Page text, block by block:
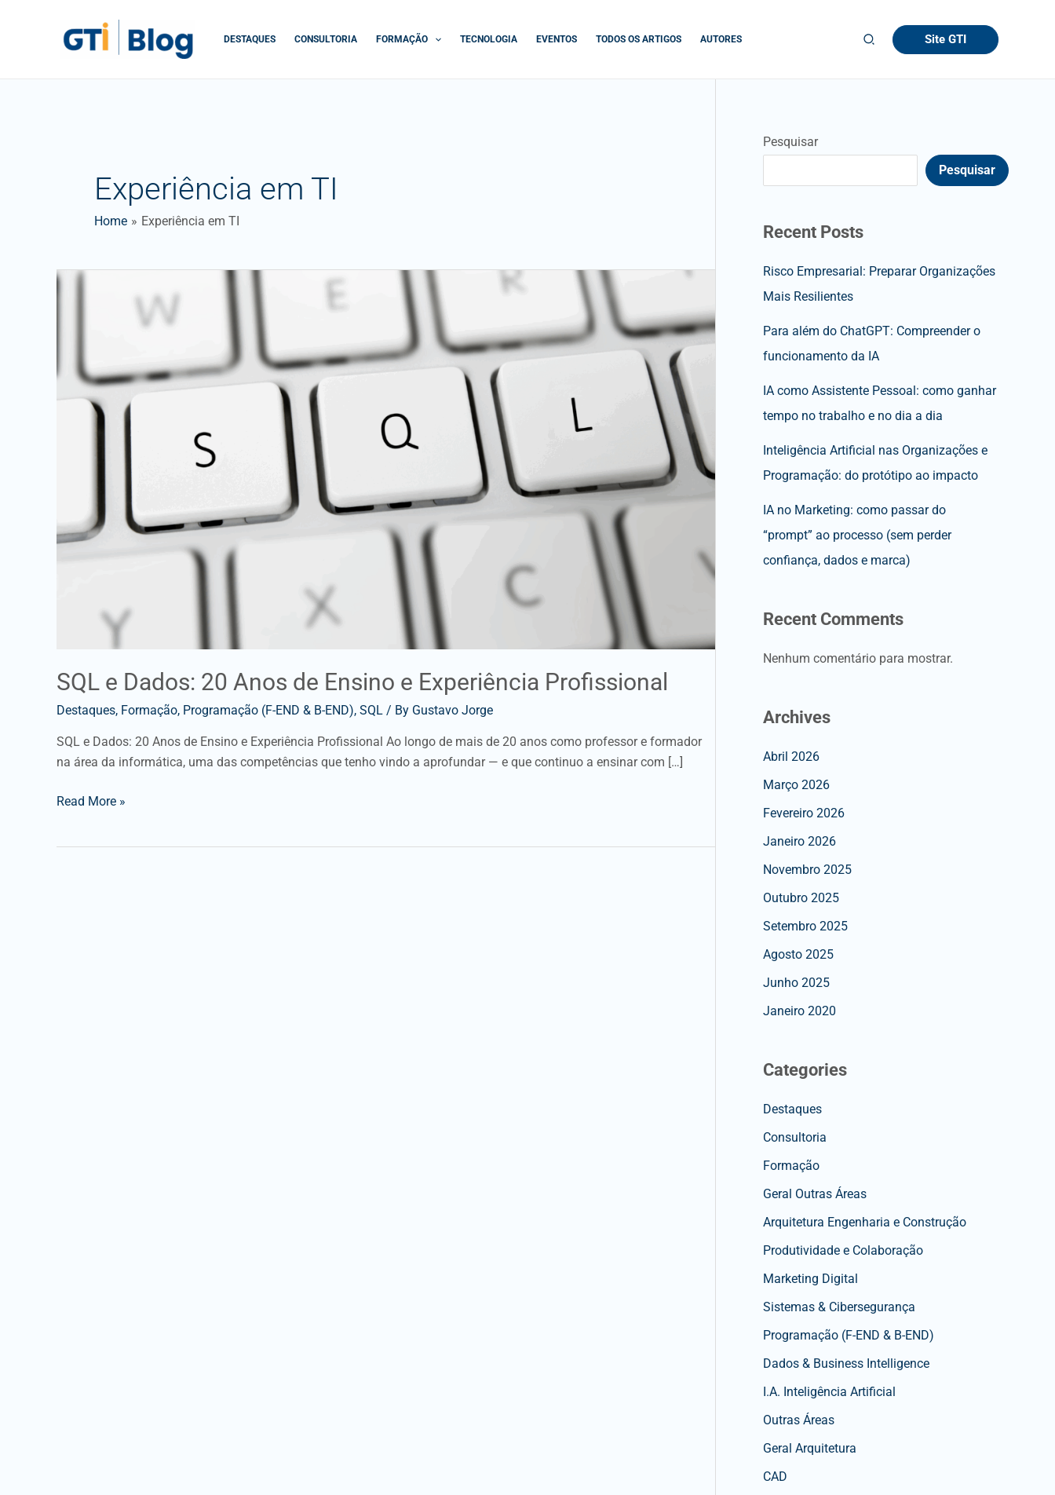
DESTAQUES CONSULTORIA FORMAÇÃO TECNOLOGIA EVENTOS TODOS OS ARTIGOS AUTORES Site GTI
Experiência em TI
Home Experiência em TI
SQL e Dados: 20 Anos de Ensino e Experiência Profissional
Destaques, Formação, Programação (F-END & B-END), SQL / By Gustavo Jorge
SQL e Dados: 20 Anos de Ensino e Experiência Profissional Ao longo de mais de 20 anos como professor e formador
na área da informática, uma das competências que tenho vindo a aprofundar — e que continuo a ensinar com […]
SQL
Anos
de
Ensino
Read More »
Pesquisar
Pesquisar
Recent Posts
Risco Empresarial: Preparar Organizações
Mais Resilientes
Para além do ChatGPT: Compreender o
funcionamento da IA
IA como Assistente Pessoal: como ganhar
tempo no trabalho e no dia a dia
Inteligência Artificial nas Organizações e
Programação: do protótipo ao impacto
IA no Marketing: como passar do
“prompt” ao processo (sem perder
confiança, dados e marca)
Recent Comments
Nenhum comentário para mostrar.
Archives
Abril 2026
Março 2026
Fevereiro 2026
Janeiro 2026
Novembro 2025
Outubro 2025
Setembro 2025
Agosto 2025
Junho 2025
Janeiro 2020
Categories
Destaques
Consultoria
Formação
Geral Outras Áreas
Arquitetura Engenharia e Construção
Produtividade e Colaboração
Marketing Digital
Sistemas & Cibersegurança
Programação (F-END & B-END)
Dados & Business Intelligence
I.A. Inteligência Artificial
Outras Áreas
Geral Arquitetura
CAD